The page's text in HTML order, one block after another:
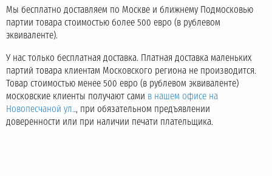
Мы бесплатно доставляем по Москве и ближнему Подмосковью
партии товара стоимостью более 500 евро (в рублевом
эквиваленте).
У нас только бесплатная доставка. Платная доставка маленьких
партий товара клиентам Московского региона не производится.
Товар стоимостью менее 500 евро (в рублевом эквиваленте)
московские клиенты получают сами в нашем офисе на
Новопесчаной ул.., при обязательном предъявлении
доверенности или при наличии печати плательщика.